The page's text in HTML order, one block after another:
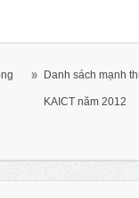
Danh sách mạnh
KAICT năm 2012